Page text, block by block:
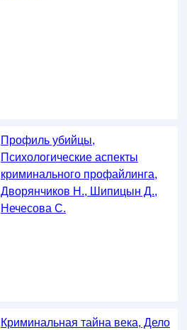
Профиль убийцы,
Психологические аспекты
криминального профайлинга,
Дворянчиков Н., Шипицын Д.,
Нечесова С.
Криминальная тайна века, Дело